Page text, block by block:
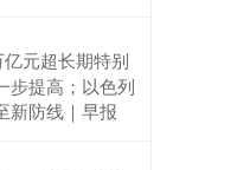
元超长期特别
步提高；以色列
新防线｜早报